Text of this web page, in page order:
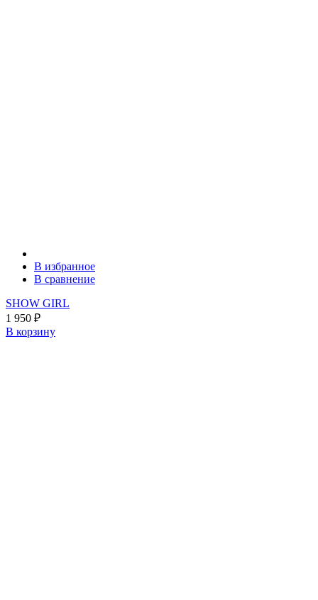
В избранное
В сравнение
SHOW GIRL
1 950 ₽
В корзину